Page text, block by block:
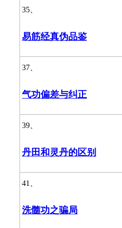
35、
易筋经真伪品鉴
37、
气功偏差与纠正
39、
丹田和灵丹的区别
41、
洗髓功之骗局